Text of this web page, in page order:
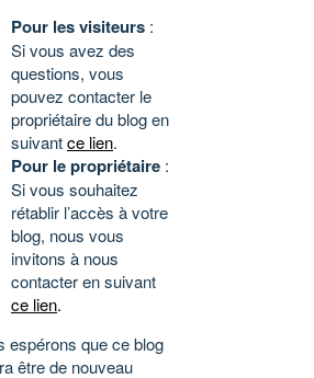
Pour les visiteurs :
Si vous avez des
questions, vous
pouvez contacter le
propriétaire du blog en
suivantce lien.
Pour le propriétaire :
Si vous souhaitez
rétablir l’accès à votre
blog, nous vous
invitons à nous
contacter en suivant
ce lien.
espérons que ce blog
être de nouveau